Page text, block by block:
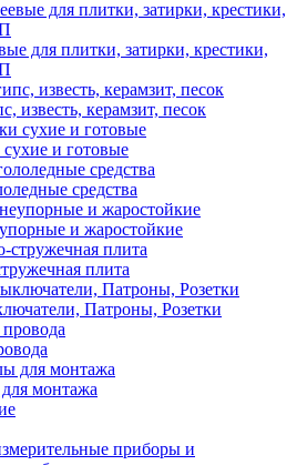
для плитки, затирки, крестики,
известь, керамзит, песок
и готовые
средства
и жаростойкие
плита
Патроны, Розетки
монтажа